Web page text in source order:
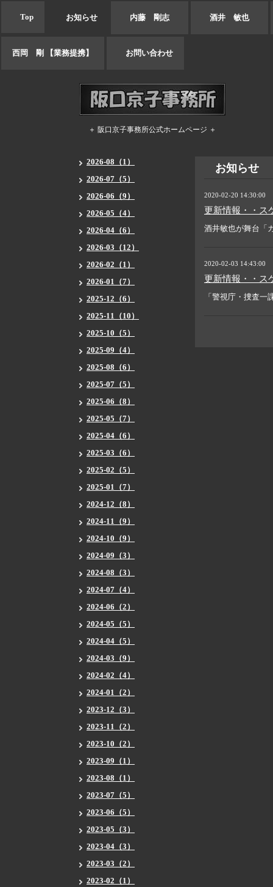
Top お知らせ 内藤 剛志 酒井 敏也
西岡 剛 【業務提携】 お問い合わせ
＋ 阪口京子事務所公式ホームページ ＋
お知らせ
2020-02-20 14:30:00
更新情報・・ス
酒井敏也が舞台「
2020-02-03 14:43:00
更新情報・・ス
「警視庁・捜査一
2026-08（1）
2026-07（5）
2026-06（9）
2026-05（4）
2026-04（6）
2026-03（12）
2026-02（1）
2026-01（7）
2025-12（6）
2025-11（10）
2025-10（5）
2025-09（4）
2025-08（6）
2025-07（5）
2025-06（8）
2025-05（7）
2025-04（6）
2025-03（6）
2025-02（5）
2025-01（7）
2024-12（8）
2024-11（9）
2024-10（9）
2024-09（3）
2024-08（3）
2024-07（4）
2024-06（2）
2024-05（5）
2024-04（5）
2024-03（9）
2024-02（4）
2024-01（2）
2023-12（3）
2023-11（2）
2023-10（2）
2023-09（1）
2023-08（1）
2023-07（5）
2023-06（5）
2023-05（3）
2023-04（3）
2023-03（2）
2023-02（1）